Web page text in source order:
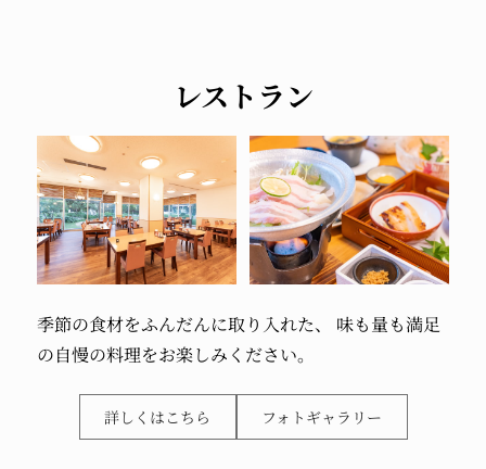
レストラン
季節の食材をふんだんに取り入れた、
味も量も満足
の自慢の料理をお楽しみください。
詳しくはこちら フォトギャラリー